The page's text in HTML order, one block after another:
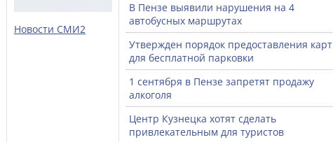
Новости СМИ2
В Пензе выявили нарушения на 4
автобусных маршрутах
Утвержден порядок предоставления карт
для бесплатной парковки
1 сентября в Пензе запретят продажу
алкоголя
Центр Кузнецка хотят сделать
привлекательным для туристов